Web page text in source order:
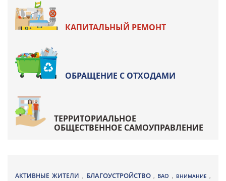
КАПИТАЛЬНЫЙ РЕМОНТ
ОБРАЩЕНИЕ С ОТХОДАМИ
ТЕРРИТОРИАЛЬНОЕ
ОБЩЕСТВЕННОЕ САМОУПРАВЛЕНИЕ
АКТИВНЫЕ ЖИТЕЛИ , БЛАГОУСТРОЙСТВО , ВАО , ВНИМАНИЕ ,